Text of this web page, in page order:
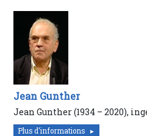
Jean Gunther
Jean Gunther (1934 – 2020),
Plus d'informations